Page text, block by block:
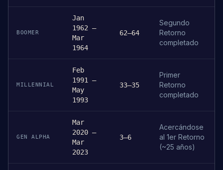
BOOMER
Jan
1962 –
Mar
1964
62–64
Segundo
Retorno
completado
MILLENNIAL
Feb
1991 –
May
1993
33–35
Primer
Retorno
completado
GEN ALPHA
Mar
2020 –
Mar
2023
3–6
Acercándose
al 1er Retorno
(~25 años)